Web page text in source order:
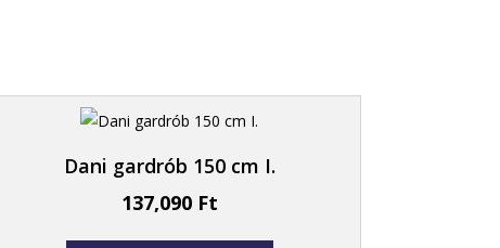
Dani gardrób 150 cm I.
137,090 Ft